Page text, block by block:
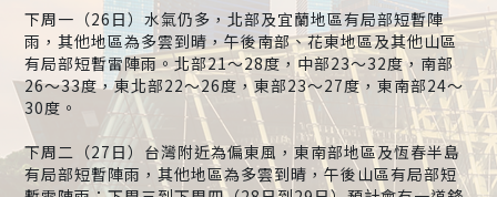
下周一（26日）水氣仍多，北部及宜蘭地區有局部短暫陣
雨，其他地區為多雲到晴，午後南部、花東地區及其他山區
有局部短暫雷陣雨。北部21～28度，中部23～32度，南部
26～33度，東北部22～26度，東部23～27度，東南部24～
30度。
下周二（27日）台灣附近為偏東風，東南部地區及恆春半島
有局部短暫陣雨，其他地區為多雲到晴，午後山區有局部短